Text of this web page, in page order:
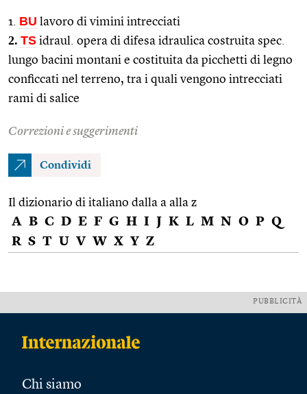
1. BU lavoro di vimini intrecciati
2. TS idraul. opera di difesa idraulica costruita spec.
lungo bacini montani e costituita da picchetti di legno
conficcati nel terreno, tra i quali vengono intrecciati
rami di salice
Correzioni e suggerimenti
Condividi
Il dizionario di italiano dalla a alla z
A B C D E F G H I J K L M N O P Q
R S T U V W X Y Z
PUBBLICITÀ
Chi siamo